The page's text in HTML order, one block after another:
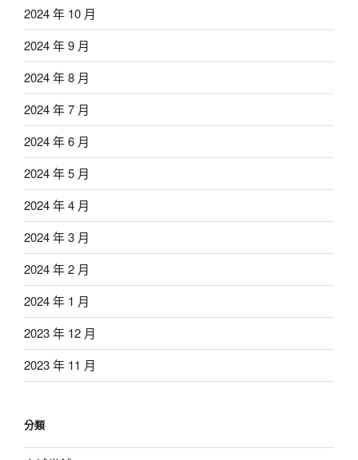
2024 年 10 月
2024 年 9 月
2024 年 8 月
2024 年 7 月
2024 年 6 月
2024 年 5 月
2024 年 4 月
2024 年 3 月
2024 年 2 月
2024 年 1 月
2023 年 12 月
2023 年 11 月
分類